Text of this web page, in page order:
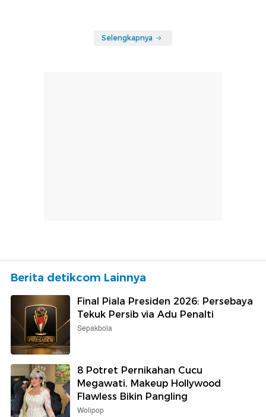
Selengkapnya
Berita detikcom Lainnya
Final Piala Presiden 2026: Persebaya
Tekuk Persib via Adu Penalti
Sepakbola
8 Potret Pernikahan Cucu
Megawati, Makeup Hollywood
Flawless Bikin Pangling
Wolipop